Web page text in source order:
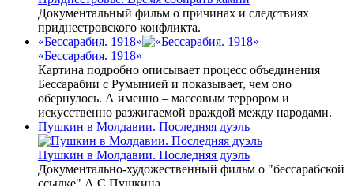
Документальный фильм о причинах и следствиях
приднестровского конфликта.
«Бессарабия. 1918»
«Бессарабия. 1918»
Картина подробно описывает процесс объединения
Бессарабии с Румынией и показывает, чем оно
обернулось. А именно – массовым террором и
искусственно разжигаемой враждой между народами.
Пушкин в Молдавии. Последняя дуэль
Пушкин в Молдавии. Последняя дуэль
Документально-художественный фильм о "бессарабской
ссылке" А.С.Пушкина.